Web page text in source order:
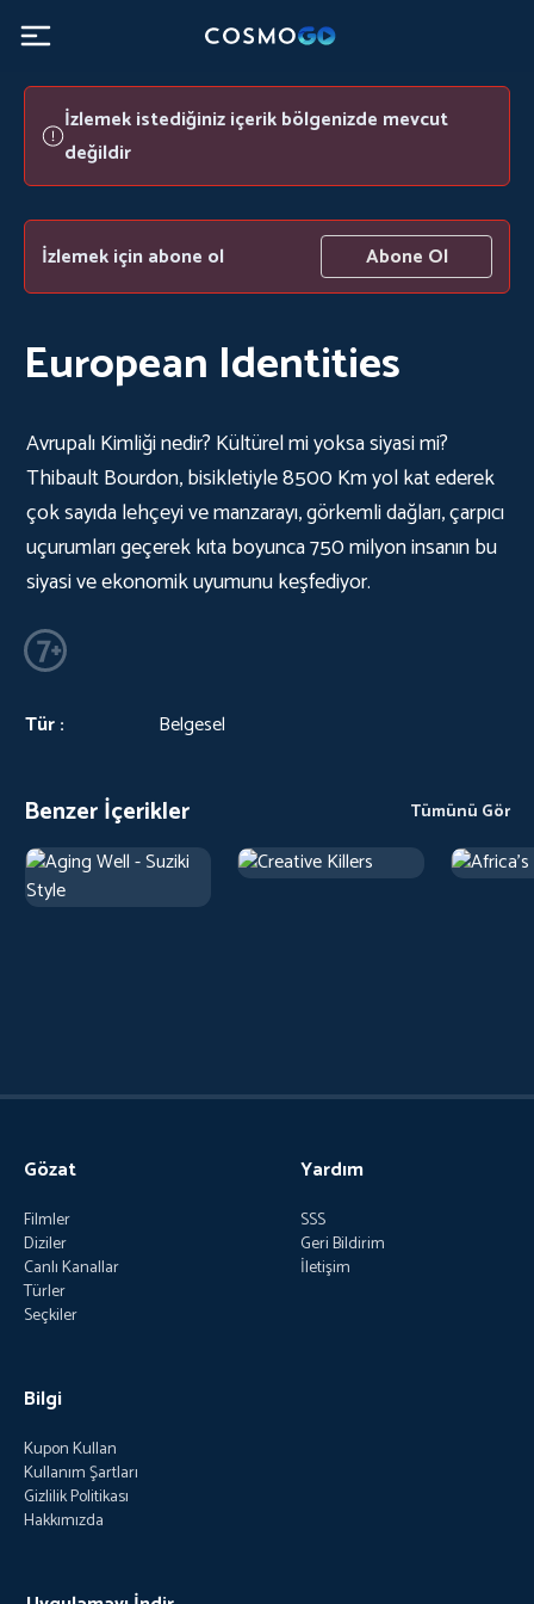
İzlemek istediğiniz içerik bölgenizde mevcut
değildir
İzlemek için abone ol Abone Ol
European Identities
Avrupalı Kimliği nedir? Kültürel mi yoksa siyasi mi?
Thibault Bourdon, bisikletiyle 8500 Km yol kat ederek
çok sayıda lehçeyi ve manzarayı, görkemli dağları, çarpıcı
uçurumları geçerek kıta boyunca 750 milyon insanın bu
siyasi ve ekonomik uyumunu keşfediyor.
Tür : Belgesel
Benzer İçerikler Tümünü Gör
Gözat
Filmler
Diziler
Canlı Kanallar
Türler
Seçkiler
Yardım
SSS
Geri Bildirim
İletişim
Bilgi
Kupon Kullan
Kullanım Şartları
Gizlilik Politikası
Hakkımızda